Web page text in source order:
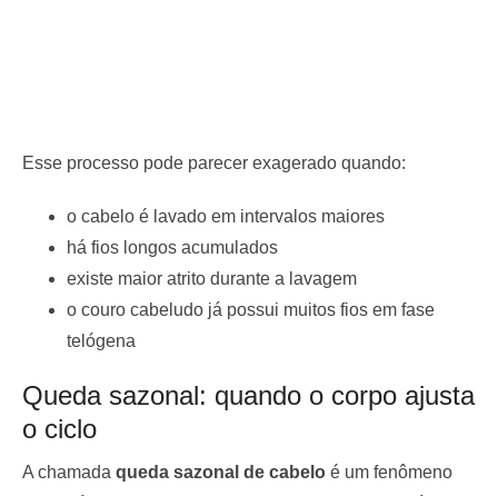
Esse processo pode parecer exagerado quando:
o cabelo é lavado em intervalos maiores
há fios longos acumulados
existe maior atrito durante a lavagem
o couro cabeludo já possui muitos fios em fase
telógena
Queda sazonal: quando o corpo ajusta
o ciclo
A chamada queda sazonal de cabelo é um fenômeno